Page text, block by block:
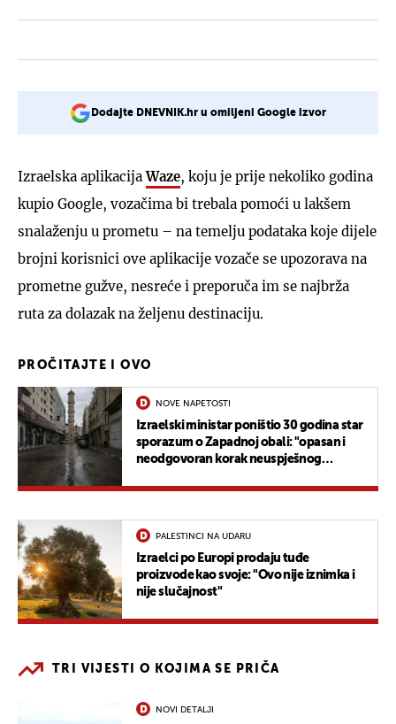
Dodajte DNEVNIK.hr u omiljeni Google izvor
Izraelska aplikacijaWaze, koju je prije nekoliko godina
kupio Google, vozačima bi trebala pomoći u lakšem
snalaženju u prometu – na temelju podataka koje dijele
brojni korisnici ove aplikacije vozače se upozorava na
prometne gužve, nesreće i preporuča im se najbrža
ruta za dolazak na željenu destinaciju.
PROČITAJTE I OVO
NOVE NAPETOSTI
Izraelski ministar poništio 30 godina star
sporazum o Zapadnoj obali: "opasan i
neodgovoran korak neuspješnog
PALESTINCI NA UDARU
Izraelci po Europi prodaju tuđe
proizvode kao svoje: "Ovo nije iznimka i
nije slučajnost"
TRI VIJESTI O KOJIMA SE PRIČA
NOVI DETALJI